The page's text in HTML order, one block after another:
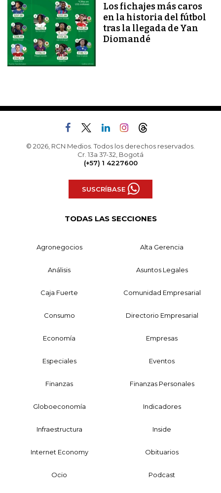
Los fichajes más caros
en la historia del fútbol
tras la llegada de Yan
Diomandé
© 2026, RCN Medios. Todos los derechos reservados.
Cr. 13a 37-32, Bogotá
(+57) 1 4227600
SUSCRÍBASE
TODAS LAS SECCIONES
Agronegocios Alta Gerencia
Análisis Asuntos Legales
Caja Fuerte Comunidad Empresarial
Consumo Directorio Empresarial
Economía Empresas
Especiales Eventos
Finanzas Finanzas Personales
Globoeconomía Indicadores
Infraestructura Inside
Internet Economy Obituarios
Ocio Podcast